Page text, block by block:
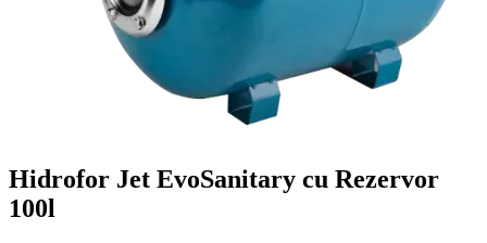
Hidrofor Jet EvoSanitary cu Rezervor
100l